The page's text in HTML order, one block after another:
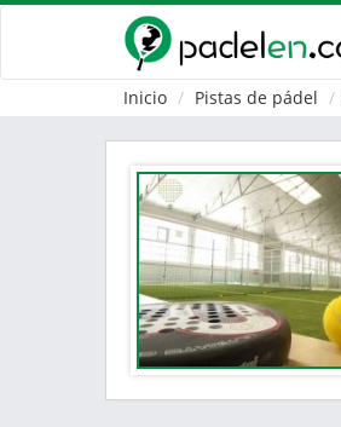
Inicio Pistas de pádel